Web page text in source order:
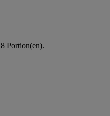
8 Portion(en).